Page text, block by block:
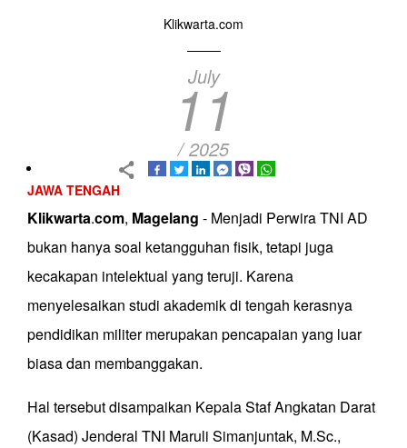
Klikwarta.com
July
11
/ 2025
JAWA TENGAH
Klikwarta.com, Magelang - Menjadi Perwira TNI AD
bukan hanya soal ketangguhan fisik, tetapi juga
kecakapan intelektual yang teruji. Karena
menyelesaikan studi akademik di tengah kerasnya
pendidikan militer merupakan pencapaian yang luar
biasa dan membanggakan.
Hal tersebut disampaikan Kepala Staf Angkatan Darat
(Kasad) Jenderal TNI Maruli Simanjuntak, M.Sc.,